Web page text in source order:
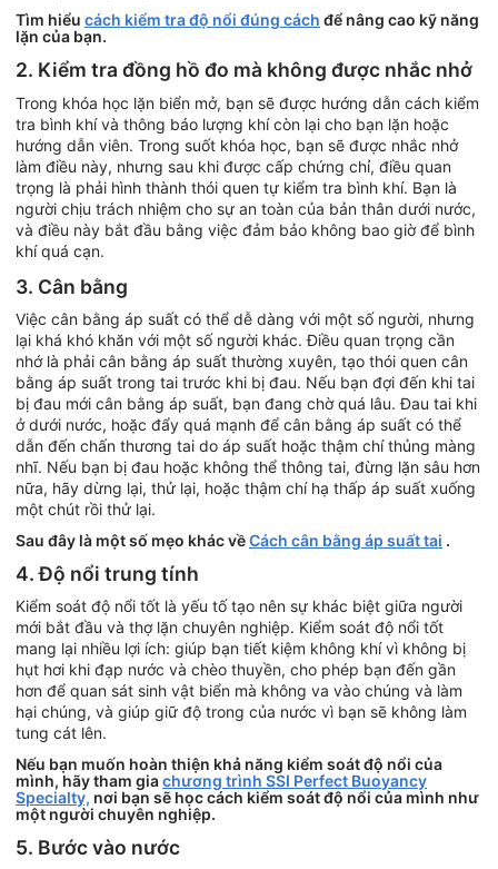
Tìm hiểu cách kiểm tra độ nổi đúng cách để nâng cao kỹ năng
lặn của bạn.
2. Kiểm tra đồng hồ đo mà không được nhắc nhở
Trong khóa học lặn biển mở, bạn sẽ được hướng dẫn cách kiểm
tra bình khí và thông báo lượng khí còn lại cho bạn lặn hoặc
hướng dẫn viên. Trong suốt khóa học, bạn sẽ được nhắc nhở
làm điều này, nhưng sau khi được cấp chứng chỉ, điều quan
trọng là phải hình thành thói quen tự kiểm tra bình khí. Bạn là
người chịu trách nhiệm cho sự an toàn của bản thân dưới nước,
và điều này bắt đầu bằng việc đảm bảo không bao giờ để bình
khí quá cạn.
3. Cân bằng
Việc cân bằng áp suất có thể dễ dàng với một số người, nhưng
lại khá khó khăn với một số người khác. Điều quan trọng cần
nhớ là phải cân bằng áp suất thường xuyên, tạo thói quen cân
bằng áp suất trong tai trước khi bị đau. Nếu bạn đợi đến khi tai
bị đau mới cân bằng áp suất, bạn đang chờ quá lâu. Đau tai khi
ở dưới nước, hoặc đẩy quá mạnh để cân bằng áp suất có thể
dẫn đến chấn thương tai do áp suất hoặc thậm chí thủng màng
nhĩ. Nếu bạn bị đau hoặc không thể thông tai, đừng lặn sâu hơn
nữa, hãy dừng lại, thử lại, hoặc thậm chí hạ thấp áp suất xuống
một chút rồi thử lại.
Sau đây là một số mẹo khác vềCách cân bằng áp suất tai .
4. Độ nổi trung tính
Kiểm soát độ nổi tốt là yếu tố tạo nên sự khác biệt giữa người
mới bắt đầu và thợ lặn chuyên nghiệp. Kiểm soát độ nổi tốt
mang lại nhiều lợi ích: giúp bạn tiết kiệm không khí vì không bị
hụt hơi khi đạp nước và chèo thuyền, cho phép bạn đến gần
hơn để quan sát sinh vật biển mà không va vào chúng và làm
hại chúng, và giúp giữ độ trong của nước vì bạn sẽ không làm
tung cát lên.
Nếu bạn muốn hoàn thiện khả năng kiểm soát độ nổi của
mình, hãy tham giachương trình SSI Perfect Buoyancy
Specialty, nơi bạn sẽ học cách kiểm soát độ nổi của mình như
một người chuyên nghiệp.
5. Bước vào nước